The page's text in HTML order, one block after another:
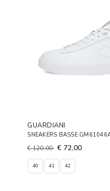
GUARDIANI
SNEAKERS BASSE
€ 120,00 € 72,00
40 41 42